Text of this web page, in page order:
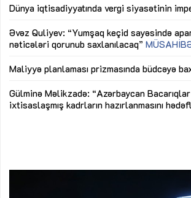
Dünya iqtisadiyyatında vergi siyasətinin
Əvəz Quliyev: “Yumşaq keçid sayəsində
nəticələri qorunub saxlanılacaq”
Maliyyə planlaması prizmasında büdcəyə
Gülminə Məlikzadə: “Azərbaycan
ixtisaslaşmış kadrların hazırlanmasını